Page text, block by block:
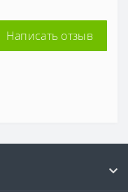
Написать отзыв